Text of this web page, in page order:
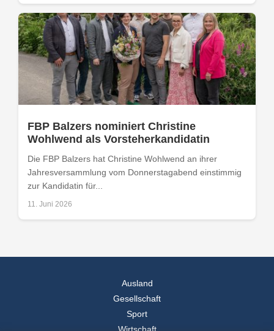
FBP Balzers nominiert Christine
Wohlwend als Vorsteherkandidatin
Die FBP Balzers hat Christine Wohlwend an ihrer
Jahresversammlung vom Donnerstagabend einstimmig
zur Kandidatin für...
11. Juni 2026
Ausland
Gesellschaft
Sport